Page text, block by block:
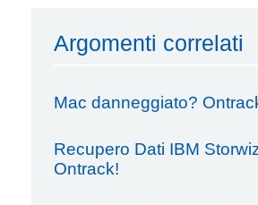
Argomenti correlati
Mac danneggiato?
Recupero Dati IBM
Ontrack!